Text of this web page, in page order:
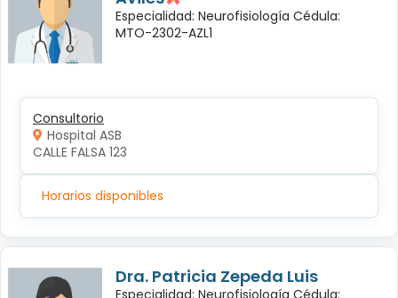
Especialidad: Neurofisiología Cédula:
MTO-2302-AZL1
Consultorio
Hospital ASB
CALLE FALSA 123
Horarios disponibles
Dra. Patricia Zepeda Luis